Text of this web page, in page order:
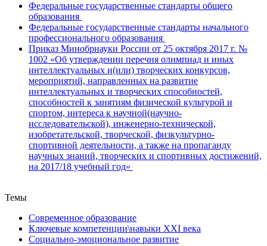
Федеральные государственные стандарты общего
образования
Федеральные государственные стандарты начального
профессионального образования
Приказ Минобрнауки России от 25 октября 2017 г. №
1002 «Об утверждении перечня олимпиад и иных
интеллектуальных и(или) творческих конкурсов,
мероприятий, направленных на развитие
интеллектуальных и творческих способностей,
способностей к занятиям физической культурой и
спортом, интереса к научной(научно-
исследовательской), инженерно-технической,
изобретательской, творческой, физкультурно-
спортивной деятельности, а также на пропаганду
научных знаний, творческих и спортивных достижений,
на 2017/18 учебный год»
Темы
Современное образование
Ключевые компетенции\навыки XXI века
Социально-эмоциональное развитие